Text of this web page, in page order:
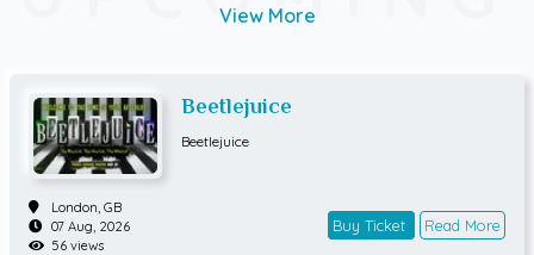
View More
Beetlejuice
Beetlejuice
London, GB
07 Aug, 2026
56 views
Buy Ticket Read More